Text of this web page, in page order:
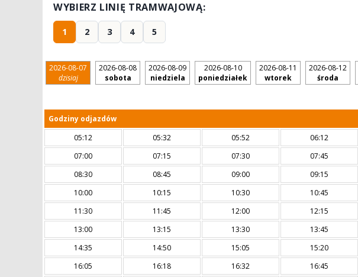
WYBIERZ LINIĘ TRAMWAJOWĄ:
1 2 3 4 5
2026-08-07
dzisiaj
2026-08-08
sobota
2026-08-09
niedziela
2026-08-10
poniedziałek
2026-08-11
wtorek
2026-08-12
środa
Godziny odjazdów
05:12
05:32 05:52 06:12
07:00
07:15 07:30 07:45
08:30
08:45 09:00 09:15
10:00
10:15 10:30 10:45
11:30
11:45 12:00 12:15
13:00
13:15 13:30 13:45
14:35
14:50 15:05 15:20
16:05
16:18 16:32 16:45